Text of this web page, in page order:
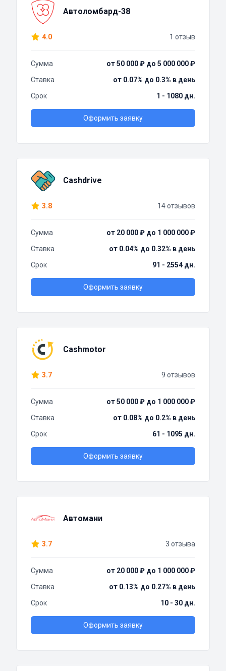
Автоломбард-38
4.0 1 отзыв
Сумма
от 50 000 ₽ до 5 000 000 ₽
Ставка
от 0.07% до 0.3% в день
Срок
1 - 1080 дн.
Оформить заявку
Cashdrive
3.8 14 отзывов
Сумма
от 20 000 ₽ до 1 000 000 ₽
Ставка
от 0.04% до 0.32% в день
Срок
91 - 2554 дн.
Оформить заявку
Cashmotor
3.7 9 отзывов
Сумма
от 50 000 ₽ до 1 000 000 ₽
Ставка
от 0.08% до 0.2% в день
Срок
61 - 1095 дн.
Оформить заявку
Автомани
3.7 3 отзыва
Сумма
от 20 000 ₽ до 1 000 000 ₽
Ставка
от 0.13% до 0.27% в день
Срок
10 - 30 дн.
Оформить заявку